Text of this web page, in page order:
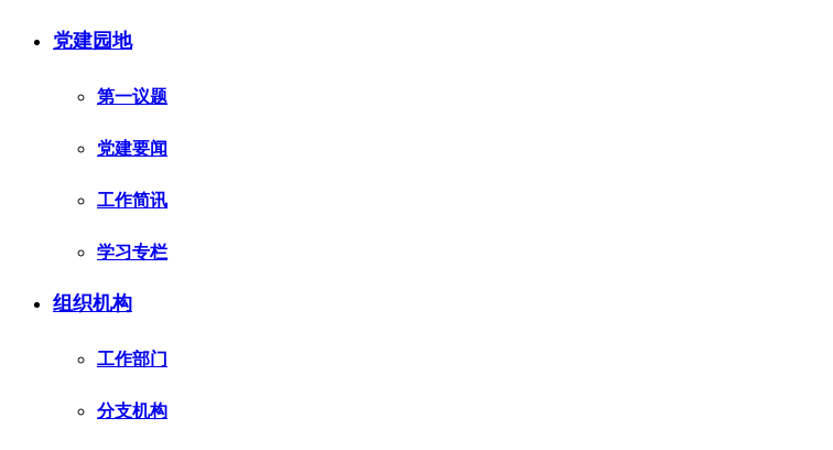
党建园地
第一议题
党建要闻
工作简讯
学习专栏
组织机构
工作部门
分支机构